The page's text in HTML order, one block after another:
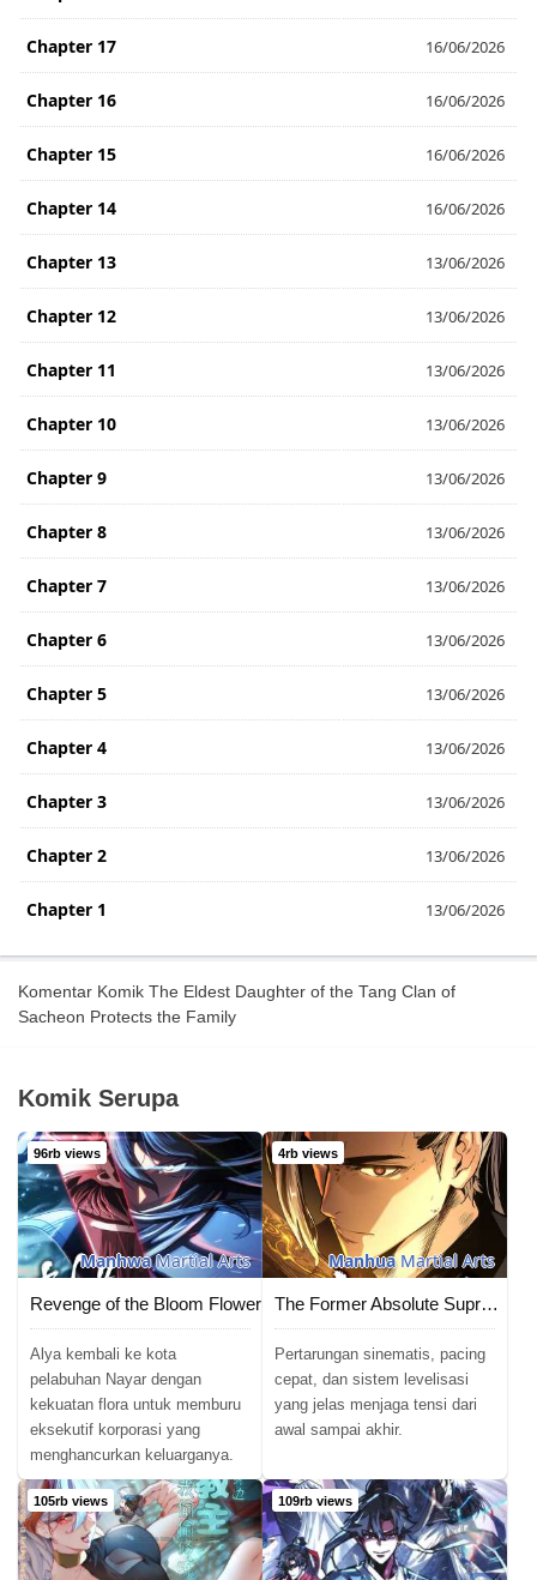
Chapter 17 16/06/2026
Chapter 16 16/06/2026
Chapter 15 16/06/2026
Chapter 14 16/06/2026
Chapter 13 13/06/2026
Chapter 12 13/06/2026
Chapter 11 13/06/2026
Chapter 10 13/06/2026
Chapter 9 13/06/2026
Chapter 8 13/06/2026
Chapter 7 13/06/2026
Chapter 6 13/06/2026
Chapter 5 13/06/2026
Chapter 4 13/06/2026
Chapter 3 13/06/2026
Chapter 2 13/06/2026
Chapter 1 13/06/2026
Komentar Komik The Eldest Daughter of the Tang Clan of
Sacheon Protects the Family
Komik Serupa
96rb views
ManhwaMartial Arts
Revenge of the Bloom Flower
Alya kembali ke kota
pelabuhan Nayar dengan
kekuatan flora untuk memburu
eksekutif korporasi yang
menghancurkan keluarganya.
4rb views
ManhuaMartial Arts
The Former Absolute Supreme
Pertarungan sinematis, pacing
cepat, dan sistem levelisasi
yang jelas menjaga tensi dari
awal sampai akhir.
105rb views 109rb views